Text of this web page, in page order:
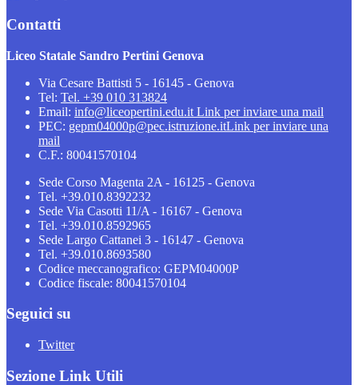
Contatti
Liceo Statale Sandro Pertini Genova
Via Cesare Battisti 5 - 16145 - Genova
Tel: Tel. +39 010 313824
Email: info@liceopertini.edu.it Link per inviare una mail
PEC: gepm04000p@pec.istruzione.itLink per inviare una
mail
C.F.: 80041570104
Sede Corso Magenta 2A - 16125 - Genova
Tel. +39.010.8392232
Sede Via Casotti 11/A - 16167 - Genova
Tel. +39.010.8592965
Sede Largo Cattanei 3 - 16147 - Genova
Tel. +39.010.8693580
Codice meccanografico: GEPM04000P
Codice fiscale: 80041570104
Seguici su
Twitter
Sezione Link Utili